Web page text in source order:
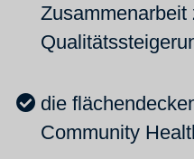
Zusammenarbeit
die
Community